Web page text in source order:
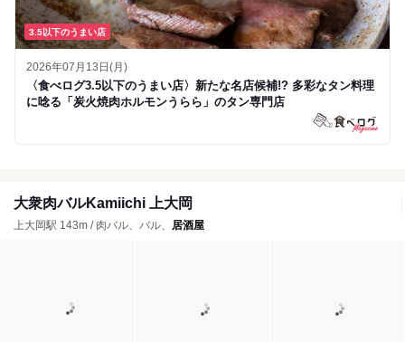
3.5以下のうまい店
2026年07月13日(月)
〈食べログ3.5以下のうまい店〉新たな名店候補!? 多彩なタン料理
に唸る「炭火焼肉ホルモンうらら」のタン専門店
大衆肉バルKamiichi 上大岡
上大岡駅 143m / 肉バル、バル、 居酒屋